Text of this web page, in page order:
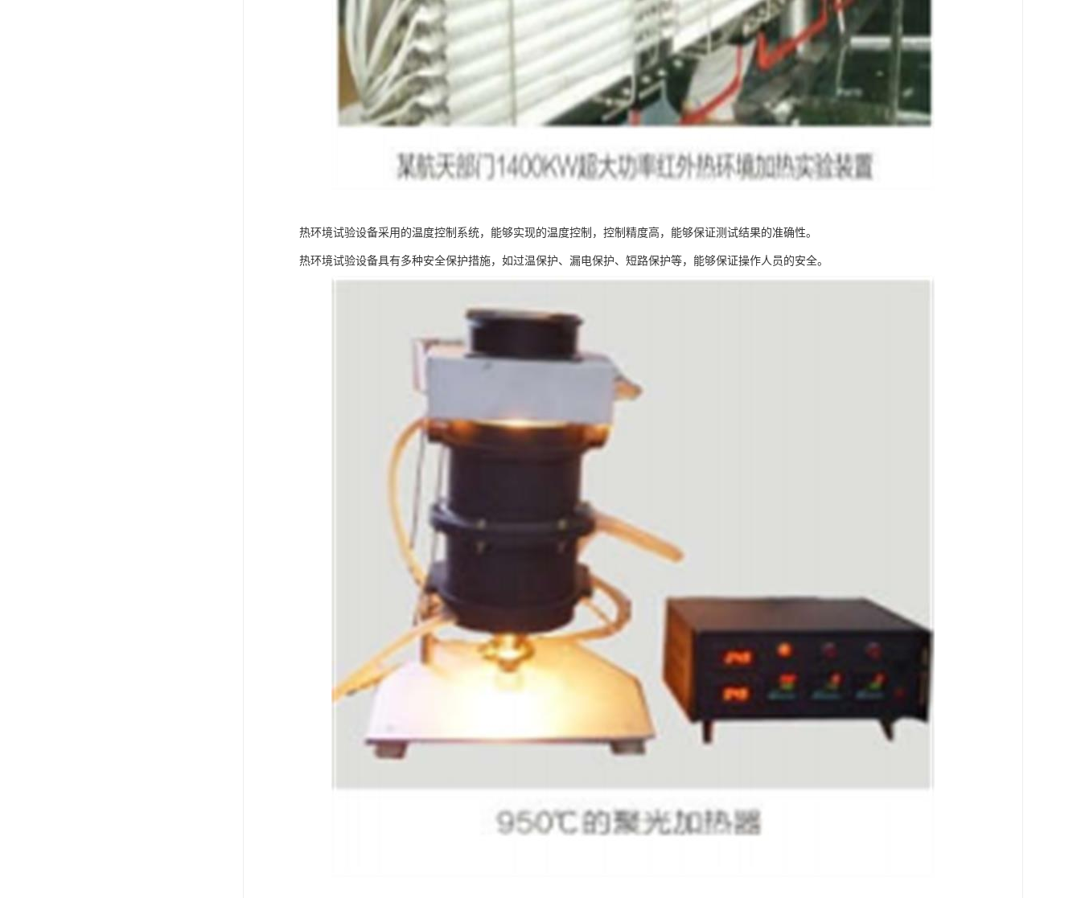
热环境试验设备采用的温度控制系统，能够实现的温度控制，控制精度高，能够保证测试结果的准确性。
热环境试验设备具有多种安全保护措施，如过温保护、漏电保护、短路保护等，能够保证操作人员的安全。